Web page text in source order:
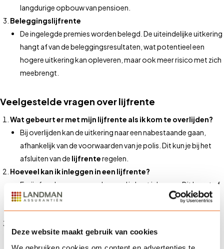
Deze website maakt gebruik van cookies
langdurige opbouw van pensioen.
Beleggingslijfrente
De ingelegde premies worden belegd. De uiteindelijke uitkering
hangt af van de beleggingsresultaten, wat potentieel een
hogere uitkering kan opleveren, maar ook meer risico met zich
meebrengt.
Veelgestelde vragen over lijfrente
Wat gebeurt er met mijn lijfrente als ik kom te overlijden?
Bij overlijden kan de uitkering naar een nabestaande gaan,
afhankelijk van de voorwaarden van je polis. Dit kun je bij het
afsluiten van de lijfrenteregelen.
Hoeveel kan ik inleggen in een lijfrente?
Er zijn fiscale grenzen aan hoeveel je kunt inleggen. Dit hangt af
van je inkomen en je eventuele pensioentekort. Wij helpen je
graag om dit precies uit te rekenen.
Het afkopen van eenlijfrenteis vaak mogelijk, maar brengt